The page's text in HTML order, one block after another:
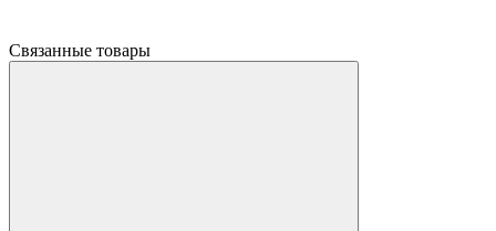
Связанные товары